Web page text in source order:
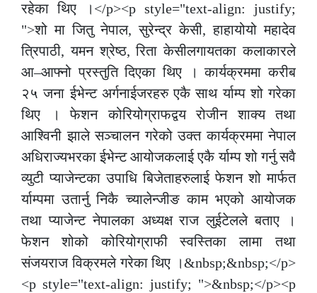
रहेका थिए ।</p><p style="text-align: justify;
">शो मा जितु नेपाल, सुरेन्द्र केसी, हाहायोयो महादेव
त्रिपाठी, यमन श्रेष्ठ, रिता केसीलगायतका कलाकारले
आ–आफ्नो प्रस्तुति दिएका थिए । कार्यक्रममा करीब
२५ जना ईभेन्ट अर्गनाईजरहरु एकै साथ र्याम्प शो गरेका
थिए । फेशन कोरियोग्राफद्वय रोजीन शाक्य तथा
आश्विनी झाले सञ्चालन गरेको उक्त कार्यक्रममा नेपाल
अधिराज्यभरका ईभेन्ट आयोजकलाई एकै र्याम्प शो गर्नु सवै
व्युटी प्याजेन्टका उपाधि बिजेताहरुलाई फेशन शो मार्फत
र्याम्पमा उतार्नु निकै च्यालेन्जीङ काम भएको आयोजक
तथा प्याजेन्ट नेपालका अध्यक्ष राज लुईटेलले बताए ।
फेशन शोको कोरियोग्राफी स्वस्तिका लामा तथा
संजयराज विक्रमले गरेका थिए ।&nbsp;&nbsp;</p>
<p style="text-align: justify; ">&nbsp;</p><p